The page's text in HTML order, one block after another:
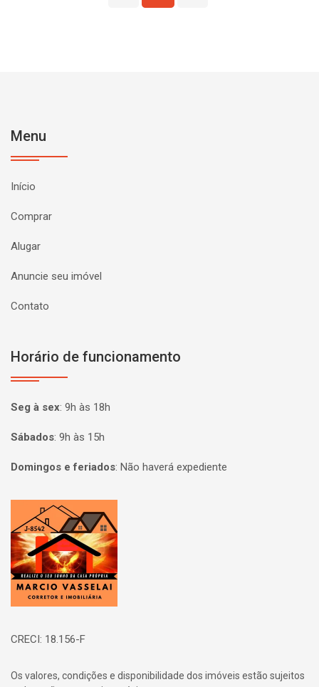
Menu
Início
Comprar
Alugar
Anuncie seu imóvel
Contato
Horário de funcionamento
Seg à sex: 9h às 18h
Sábados: 9h às 15h
Domingos e feriados: Não haverá expediente
Página inicial
CRECI: 18.156-F
Os valores, condições e disponibilidade dos imóveis estão sujeitos